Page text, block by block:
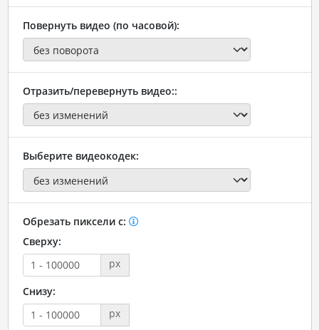
Повернуть видео (по часовой):
Отразить/перевернуть видео::
Выберите видеокодек:
Обрезать пиксели с:
Сверху:
px
Снизу:
px